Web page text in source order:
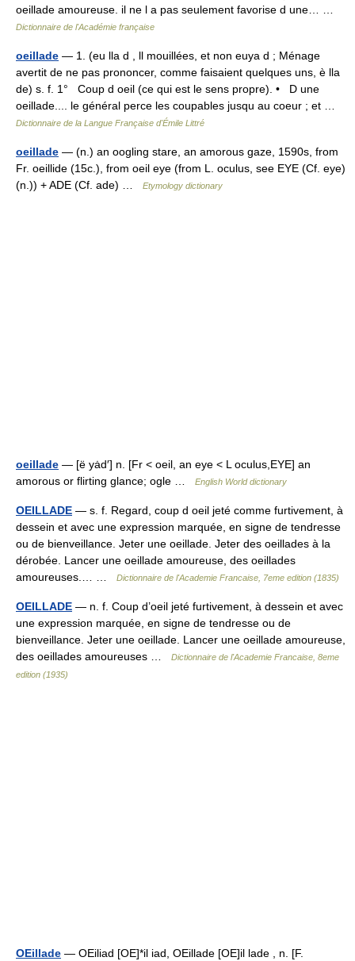
oeillade amoureuse. il ne l a pas seulement favorise d une… …
Dictionnaire de l'Académie française
oeillade — 1. (eu lla d , ll mouillées, et non euya d ; Ménage
avertit de ne pas prononcer, comme faisaient quelques uns, è lla
de) s. f. 1° Coup d oeil (ce qui est le sens propre). • D une
oeillade.... le général perce les coupables jusqu au coeur ; et …
Dictionnaire de la Langue Française d'Émile Littré
oeillade — (n.) an oogling stare, an amorous gaze, 1590s, from
Fr. oeillide (15c.), from oeil eye (from L. oculus, see EYE (Cf. eye)
(n.)) + ADE (Cf. ade) …
Etymology dictionary
oeillade — [ë yȧd′] n. [Fr < oeil, an eye < L oculus,EYE] an
amorous or flirting glance; ogle …
English World dictionary
OEILLADE — s. f. Regard, coup d oeil jeté comme furtivement, à
dessein et avec une expression marquée, en signe de tendresse
ou de bienveillance. Jeter une oeillade. Jeter des oeillades à la
dérobée. Lancer une oeillade amoureuse, des oeillades
amoureuses.… …
Dictionnaire de l'Academie Francaise, 7eme edition (1835)
OEILLADE — n. f. Coup d’oeil jeté furtivement, à dessein et avec
une expression marquée, en signe de tendresse ou de
bienveillance. Jeter une oeillade. Lancer une oeillade amoureuse,
des oeillades amoureuses …
Dictionnaire de l'Academie Francaise, 8eme
edition (1935)
OEillade — OEiliad [OE]*il iad, OEillade [OE]il lade , n. [F.